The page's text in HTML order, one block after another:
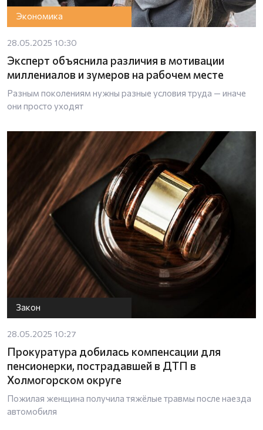
Экономика
28.05.2025 10:30
Эксперт объяснила различия в мотивации
миллениалов и зумеров на рабочем месте
Разным поколениям нужны разные условия труда — иначе
они просто уходят
Закон
28.05.2025 10:27
Прокуратура добилась компенсации для
пенсионерки, пострадавшей в ДТП в
Холмогорском округе
Пожилая женщина получила тяжёлые травмы после наезда
автомобиля